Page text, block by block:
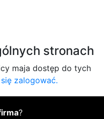
stronach
maja dostęp do tych
zalogować.
?